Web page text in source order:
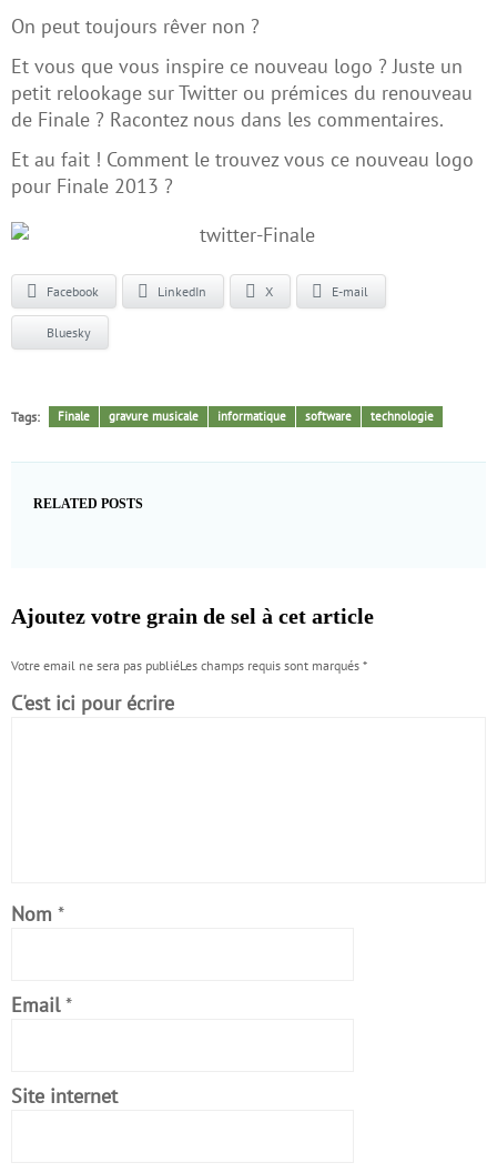
On peut toujours rêver non ?
Et vous que vous inspire ce nouveau logo ? Juste un
petit relookage sur Twitter ou prémices du renouveau
de Finale ? Racontez nous dans les commentaires.
Et au fait ! Comment le trouvez vous ce nouveau logo
pour Finale 2013 ?
Facebook LinkedIn X E-mail
Bluesky
Tags: Finale gravure musicale informatique software technologie
RELATED POSTS
Ajoutez votre grain de sel à cet article
Votre email ne sera pas publiéLes champs requis sont marqués *
C'est ici pour écrire
Nom *
Email *
Site internet